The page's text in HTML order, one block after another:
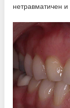
нетравматичен